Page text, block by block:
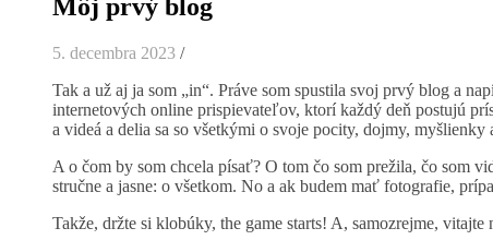
Môj prvý blog
5. decembra 2023 /
Tak a už aj ja som „in“. Práve som spustila svoj prvý blog a
internetových online prispievateľov, ktorí každý deň postujú
a videá a delia sa so všetkými o svoje pocity, dojmy, myšlienky
A o čom by som chcela písať? O tom čo som prežila, čo som
stručne a jasne: o všetkom. No a ak budem mať fotografie,
Takže, držte si klobúky, the game starts! A, samozrejme,